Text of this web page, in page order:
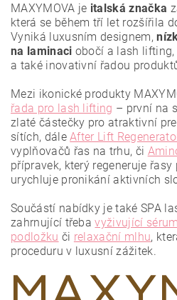
osobních údajů.
MAXYMOVA je italská značka
která se během tří let rozšířila
Vyniká luxusním designem,
na laminaci obočí a lash
a také inovativní řadou
Mezi ikonické produkty
řada pro lash lifting – první na
zlaté částečky pro atraktivní
sítích, dáleAfter Lift
vyplňovačů řas na trhu, či
přípravek, který regeneruje
urychluje pronikání aktivních
Součástí nabídky je také SPA
zahrnující třebavyživující
podložku či relaxační mlhu,
proceduru v luxusní zážitek.